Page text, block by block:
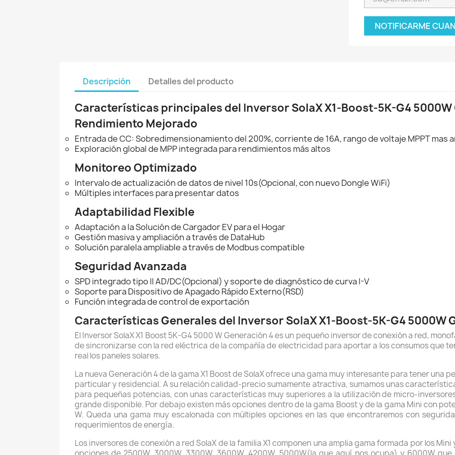
NOTIFICARME
Descripción Detalles del producto
Características principales del Inversor SolaX X1-Boost-5K-G4 5000W
Rendimiento Mejorado
Entrada de CC: Sobredimensionamiento del 200%, corriente de 16A, rango de voltaje MPPT mas
Exploración global de MPP integrada para rendimientos más altos
Monitoreo Optimizado
Intervalo de actualización de datos de nivel 10s(Opcional, con nuevo Dongle WiFi)
Múltiples interfaces para presentar datos
Adaptabilidad Flexible
Adaptación a la Solución de Cargador EV para el Hogar
Gestión masiva y ampliación a través de DataHub
Solución paralela ampliable a través de Modbus compatible
Seguridad Avanzada
SPD integrado tipo II AD/DC(Opcional) y soporte de diagnóstico de curva I-V
Soporte para Dispositivo de Apagado Rápido Externo(RSD)
Función integrada de control de exportación
Características Generales del Inversor SolaX X1-Boost-5K-G4 5000W
El Inversor SolaX X1 Boost 5K-G4 5000 W Generación 4 es un pequeño inversor de conexión a red,
de sincronizarse con la red eléctrica de la compañía de electricidad para aportar a los consumos que
real los paneles solares.
La nueva Generación 4 de la gama X1 Boost de SolaX ofrece una gama muy interesante para tener una
particular y residencial. A su relación calidad-precio sumamente atractiva, sumamos unas
para pequeñas potencias, con unas características muy superiores a la utilización de micro-
grande disponible. Por debajo existen más opciones dentro de la gama Boost y de la gama Mini con
W. Queda una gama muy escalonada con múltiples opciones en las que encontraremos con
requerimientos de energía.
Los inversores de conexión a red SolaX de la familia X1 componen una amplia gama formada por los